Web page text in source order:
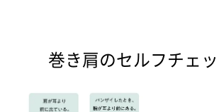
巻き肩のセルフチェ